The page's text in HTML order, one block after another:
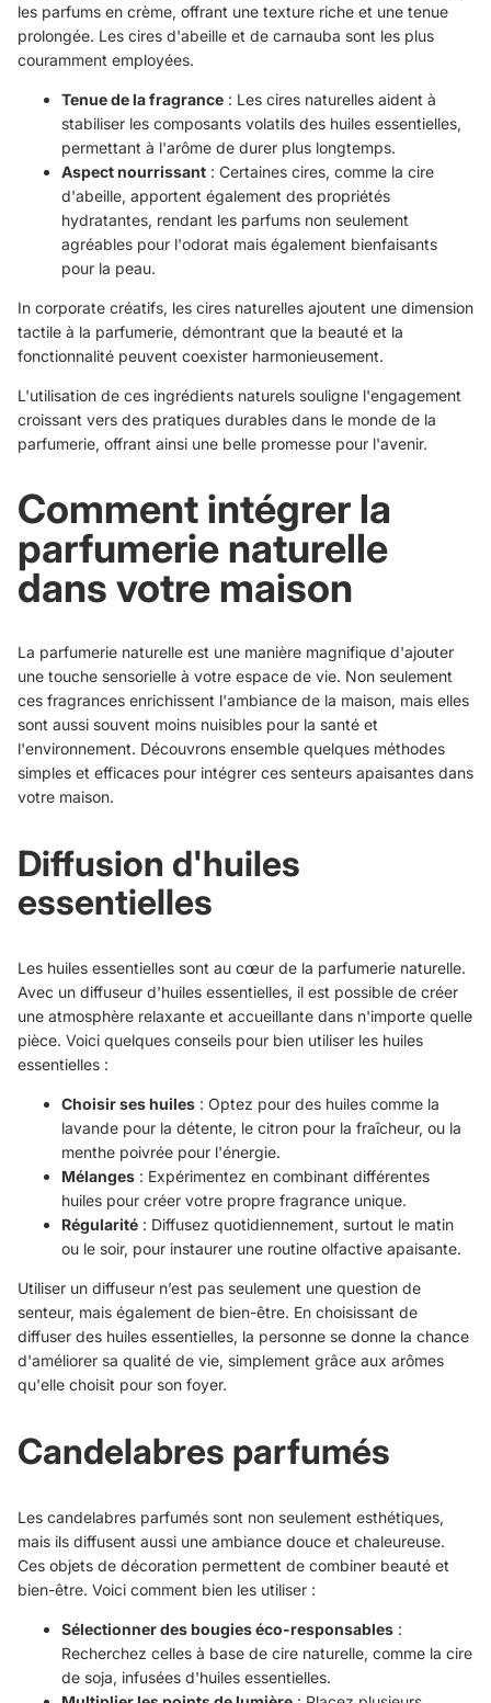
les parfums en crème, offrant une texture riche et une tenue
prolongée. Les cires d'abeille et de carnauba sont les plus
couramment employées.
Tenue de la fragrance : Les cires naturelles aident à
stabiliser les composants volatils des huiles essentielles,
permettant à l'arôme de durer plus longtemps.
Aspect nourrissant : Certaines cires, comme la cire
d'abeille, apportent également des propriétés
hydratantes, rendant les parfums non seulement
agréables pour l'odorat mais également bienfaisants
pour la peau.
In corporate créatifs, les cires naturelles ajoutent une dimension
tactile à la parfumerie, démontrant que la beauté et la
fonctionnalité peuvent coexister harmonieusement.
L'utilisation de ces ingrédients naturels souligne l'engagement
croissant vers des pratiques durables dans le monde de la
parfumerie, offrant ainsi une belle promesse pour l'avenir.
Comment intégrer la
parfumerie naturelle
dans votre maison
La parfumerie naturelle est une manière magnifique d'ajouter
une touche sensorielle à votre espace de vie. Non seulement
ces fragrances enrichissent l'ambiance de la maison, mais elles
sont aussi souvent moins nuisibles pour la santé et
l'environnement. Découvrons ensemble quelques méthodes
simples et efficaces pour intégrer ces senteurs apaisantes dans
votre maison.
Diffusion d'huiles
essentielles
Les huiles essentielles sont au cœur de la parfumerie naturelle.
Avec un diffuseur d'huiles essentielles, il est possible de créer
une atmosphère relaxante et accueillante dans n'importe quelle
pièce. Voici quelques conseils pour bien utiliser les huiles
essentielles :
Choisir ses huiles : Optez pour des huiles comme la
lavande pour la détente, le citron pour la fraîcheur, ou la
menthe poivrée pour l'énergie.
Mélanges : Expérimentez en combinant différentes
huiles pour créer votre propre fragrance unique.
Régularité : Diffusez quotidiennement, surtout le matin
ou le soir, pour instaurer une routine olfactive apaisante.
Utiliser un diffuseur n’est pas seulement une question de
senteur, mais également de bien-être. En choisissant de
diffuser des huiles essentielles, la personne se donne la chance
d'améliorer sa qualité de vie, simplement grâce aux arômes
qu'elle choisit pour son foyer.
Candelabres parfumés
Les candelabres parfumés sont non seulement esthétiques,
mais ils diffusent aussi une ambiance douce et chaleureuse.
Ces objets de décoration permettent de combiner beauté et
bien-être. Voici comment bien les utiliser :
Sélectionner des bougies éco-responsables :
Recherchez celles à base de cire naturelle, comme la cire
de soja, infusées d'huiles essentielles.